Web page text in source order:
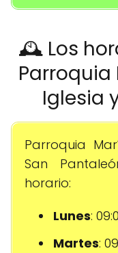
🕰️ Los
Parroquia
Iglesia
Parroquia
San
horario:
Lunes:
Martes: